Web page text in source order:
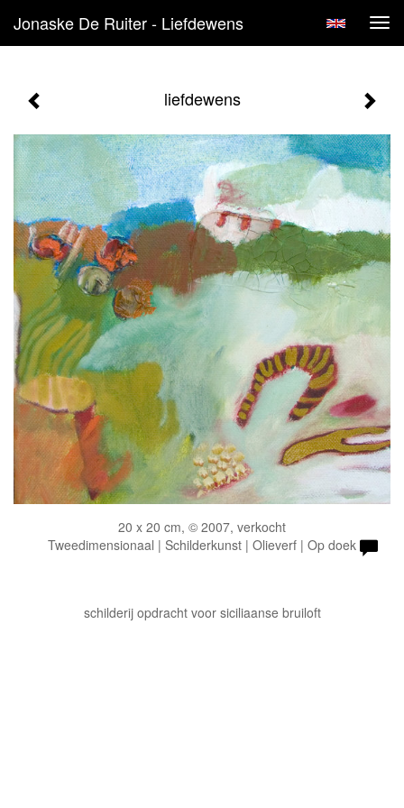
Jonaske De Ruiter - Liefdewens
liefdewens
20 x 20 cm, © 2007, verkocht
Tweedimensionaal | Schilderkunst | Olieverf | Op doek
schilderij opdracht voor siciliaanse bruiloft